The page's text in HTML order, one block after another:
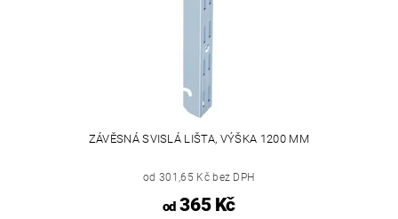
ZÁVĚSNÁ SVISLÁ LIŠTA, VÝŠKA 1200 MM
od 301,65 Kč bez DPH
od365 Kč